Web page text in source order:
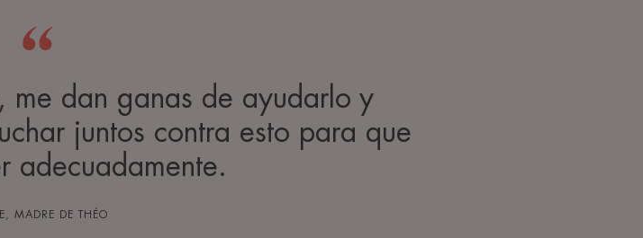
me dan ganas de ayudarlo y
juntos contra esto para que
adecuadamente.
MADRE DE THÉO